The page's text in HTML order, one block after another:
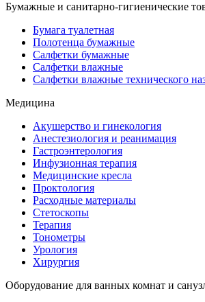
Бумажные и санитарно-гигиенические
Бумага туалетная
Полотенца бумажные
Салфетки бумажные
Салфетки влажные
Салфетки влажные технического
Медицина
Акушерство и гинекология
Анестезиология и реанимация
Гастроэнтерология
Инфузионная терапия
Медицинские кресла
Проктология
Расходные материалы
Стетоскопы
Терапия
Тонометры
Урология
Хирургия
Оборудование для ванных комнат и